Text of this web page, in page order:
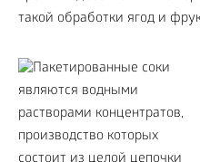
такой обработки ягод и